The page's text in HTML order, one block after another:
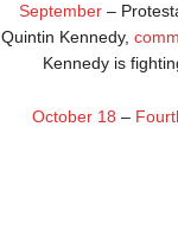
September–
Quintin Kennedy,
Kennedy is
October 18 –